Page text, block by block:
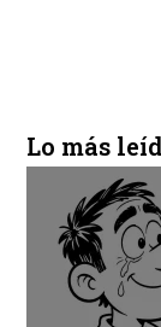
Lo más